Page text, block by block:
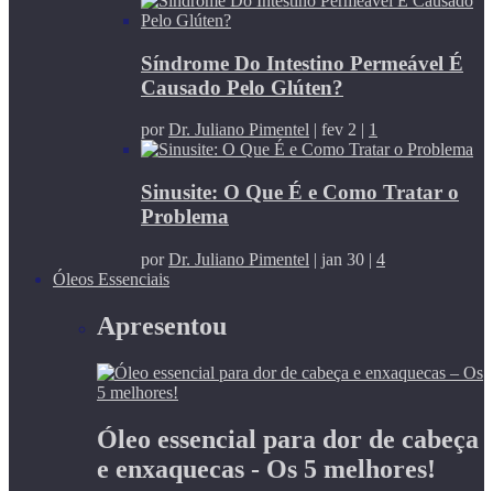
Síndrome Do Intestino Permeável É
Causado Pelo Glúten?
porDr. Juliano Pimentel | fev 2 | 1
Sinusite: O Que É e Como Tratar o
Problema
porDr. Juliano Pimentel | jan 30 | 4
Óleos Essenciais
Apresentou
Óleo essencial para dor de cabeça
e enxaquecas - Os 5 melhores!